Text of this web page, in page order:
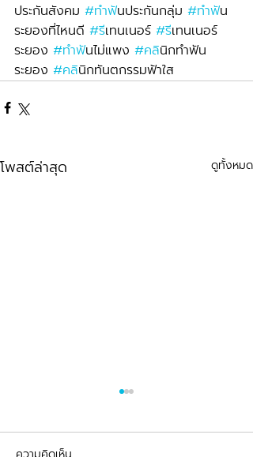
ประกันสังคม #ทำฟันประกันกลุ่ม #ทำฟัน
ระยองที่ไหนดี #รีเทนเนอร์ #รีเทนเนอร์
ระยอง #ทำฟันไม่แพง #คลินิกทำฟัน
ระยอง #คลินิกทันตกรรมฟ้าใส
โพสต์ล่าสุด ดูทั้งหมด